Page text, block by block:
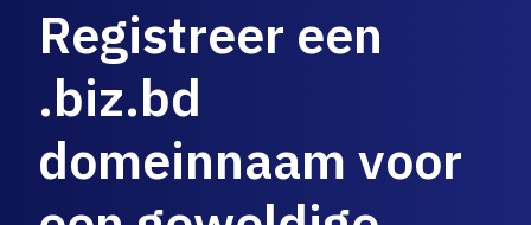
Registreer een
.biz.bd
domeinnaam voor